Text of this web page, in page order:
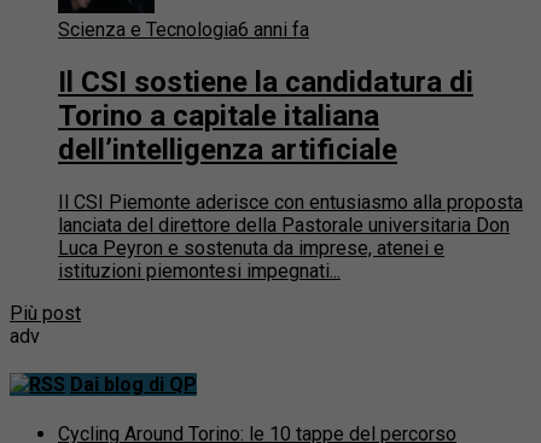
Scienza e Tecnologia6 anni fa
Il CSI sostiene la candidatura di
Torino a capitale italiana
dell’intelligenza artificiale
Il CSI Piemonte aderisce con entusiasmo alla proposta
lanciata del direttore della Pastorale universitaria Don
Luca Peyron e sostenuta da imprese, atenei e
istituzioni piemontesi impegnati...
Più post
adv
Dai blog di QP
Cycling Around Torino: le 10 tappe del percorso